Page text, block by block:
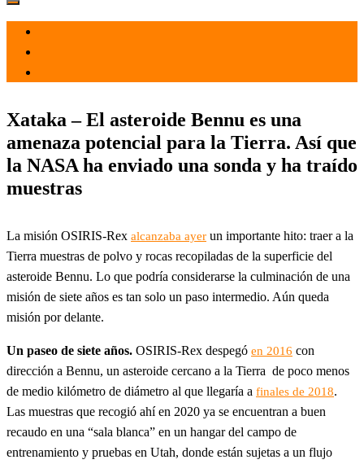
Xataka – El asteroide Bennu es una
amenaza potencial para la Tierra. Así que
la NASA ha enviado una sonda y ha traído
muestras
La misión OSIRIS-Rex alcanzaba ayer un importante hito: traer a la
Tierra muestras de polvo y rocas recopiladas de la superficie del
asteroide Bennu. Lo que podría considerarse la culminación de una
misión de siete años es tan solo un paso intermedio. Aún queda
misión por delante.
Un paseo de siete años. OSIRIS-Rex despegó en 2016 con
dirección a Bennu, un asteroide cercano a la Tierra de poco menos
de medio kilómetro de diámetro al que llegaría a finales de 2018.
Las muestras que recogió ahí en 2020 ya se encuentran a buen
recaudo en una “sala blanca” en un hangar del campo de
entrenamiento y pruebas en Utah, donde están sujetas a un flujo